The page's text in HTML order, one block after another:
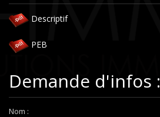
Descriptif
PEB
Demande d'infos :
Nom :